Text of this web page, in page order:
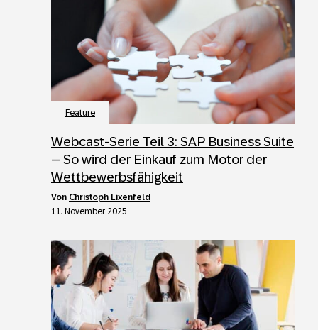
Feature
Webcast-Serie Teil 3: SAP Business Suite
– So wird der Einkauf zum Motor der
Wettbewerbsfähigkeit
von Christoph Lixenfeld
11. November 2025